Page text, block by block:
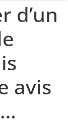
d’un
avis